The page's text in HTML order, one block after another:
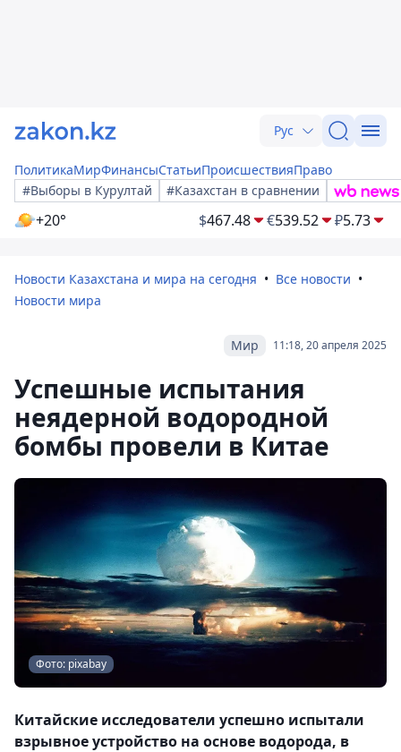
Рус
ПолитикаМирФинансыСтатьиПроисшествияПраво
#Выборы в Курултай
#Казахстан в сравнении
+20° $467.48 €539.52 ₽5.73
Новости Казахстана и мира на сегодня
Все новости
Новости мира
11:18, 20 апреля 2025
Мир
Успешные испытания
неядерной водородной
бомбы провели в Китае
Фото: pixabay
Китайские исследователи успешно испытали
взрывное устройство на основе водорода, в